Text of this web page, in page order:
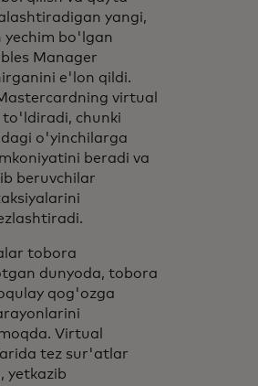
yangi,
bo'lgan
Manager
e'lon qildi.
virtual
chunki
o'yinchilarga
beradi va
beruvchilar
tobora
dunyoda, tobora
qog'ozga
Virtual
tez sur'atlar
yetkazib